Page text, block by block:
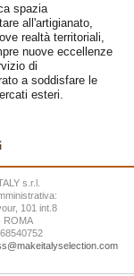
spazia
all'artigianato,
realtà territoriali,
nuove eccellenze
di
a soddisfare le
esteri.
s.r.l.
101 int.8
ROMA